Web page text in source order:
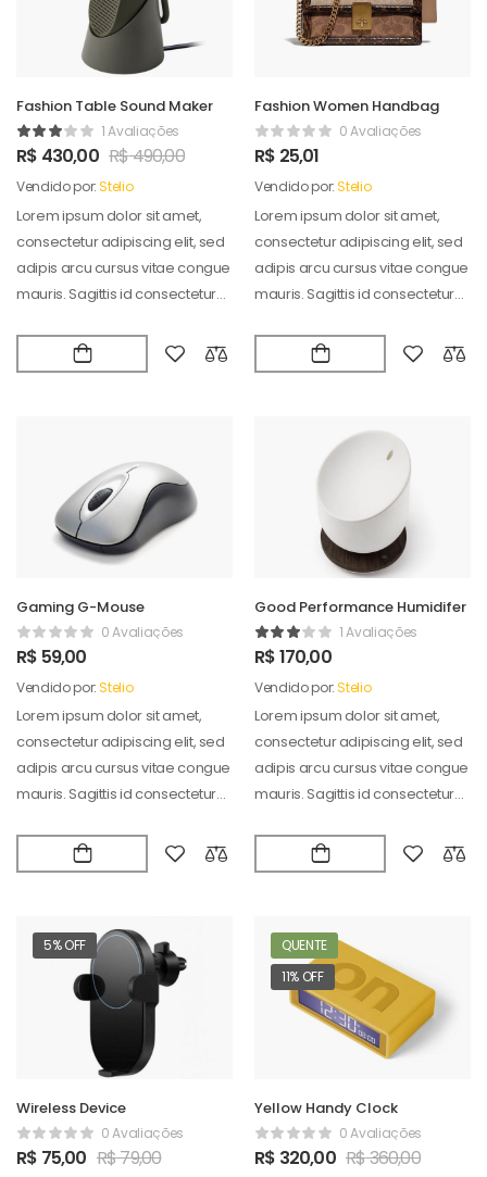
Fashion Table Sound Maker
1 Avaliações
R$ 430,00 R$490,00
Vendido por:Stelio
Lorem ipsum dolor sit amet,
consectetur adipiscing elit, sed
adipis arcu cursus vitae congue
mauris. Sagittis id consectetur
Fashion Women Handbag
0 Avaliações
R$ 25,01
Vendido por:Stelio
Lorem ipsum dolor sit amet,
consectetur adipiscing elit, sed
adipis arcu cursus vitae congue
mauris. Sagittis id consectetur
Gaming G-Mouse
0 Avaliações
R$ 59,00
Vendido por:Stelio
Lorem ipsum dolor sit amet,
consectetur adipiscing elit, sed
adipis arcu cursus vitae congue
mauris. Sagittis id consectetur
Good Performance Humidifer
1 Avaliações
R$170,00
Vendido por:Stelio
Lorem ipsum dolor sit amet,
consectetur adipiscing elit, sed
adipis arcu cursus vitae congue
mauris. Sagittis id consectetur
5% OFF
Wireless Device
0 Avaliações
R$ 75,00 R$79,00
QUENTE
11% OFF
Yellow Handy Clock
0 Avaliações
R$ 320,00 R$360,00